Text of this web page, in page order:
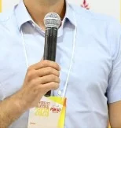
n
g
er
n
k